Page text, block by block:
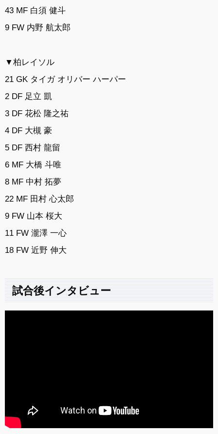
43 MF 白須 健斗
9 FW 内野 航太郎
▼柏レイソル
21 GK タイガ オリバー ハーパー
2 DF 足立 凱
3 DF 花松 隆之祐
4 DF 大槻 豪
5 DF 西村 龍留
6 MF 大橋 斗唯
8 MF 中村 拓夢
22 MF 田村 心太郎
9 FW 山本 桜大
11 FW 瀧澤 一心
18 FW 近野 伸大
試合後インタビュー